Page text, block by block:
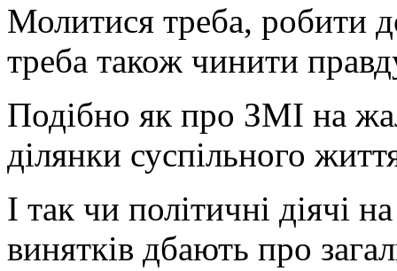
Молитися треба, робити
треба також чинити
Подібно як про ЗМІ на
ділянки суспільного
І так чи політичні діячі
винятків дбають про